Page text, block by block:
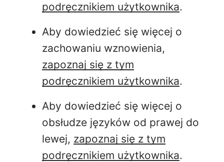
podręcznikiem użytkownika.
Aby dowiedzieć się więcej o
zachowaniu wznowienia,
zapoznaj się z tym
podręcznikiem użytkownika.
Aby dowiedzieć się więcej o
obsłudze języków od prawej do
lewej, zapoznaj się z tym
podręcznikiem użytkownika.